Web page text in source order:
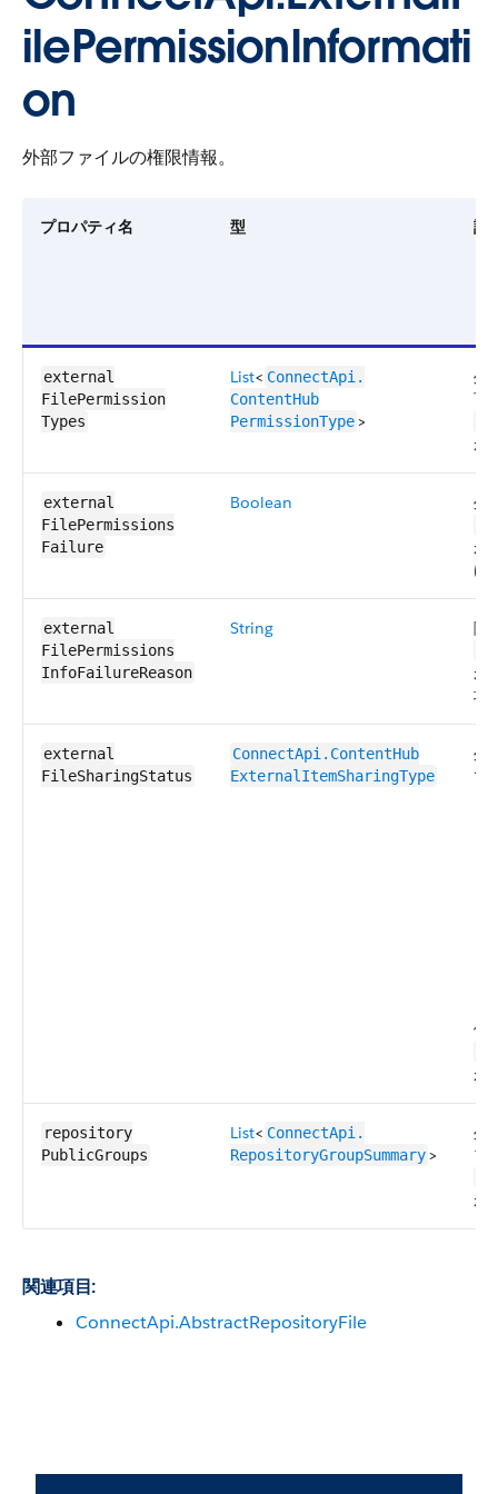
ilePermissionInformati
on
外部ファイルの権限情報。
プロパティ名 型 説
external​
FilePermission​
Types
List< ConnectApi.​
ContentHub​
PermissionType>
外
可
が
external​
FilePermissions​
Failure
Boolean 外
が
は
external​
FilePermissions​
InfoFailureReason
String 障
が
場
external​
FileSharing​Status
ConnectApi.​ContentHub​
ExternalItem​SharingType
外
で
値
が
repository​
PublicGroups
List< ConnectApi.​
RepositoryGroupSummary>
外
プ
が
関連項目:
ConnectApi.AbstractRepositoryFile